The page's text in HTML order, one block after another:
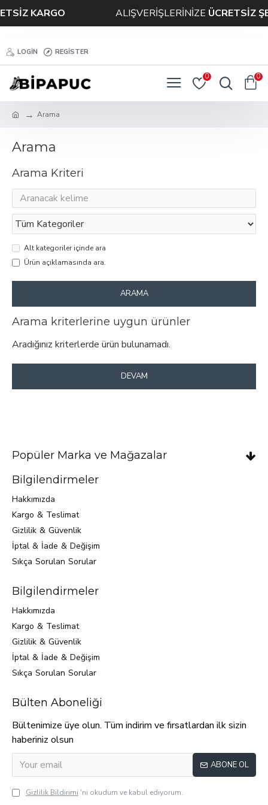
KARGO ALIŞVERİŞLERİNİZEÜCRETSİZ
LOGIN REGISTER
0 0
Arama
Arama
Arama Kriteri
Alt kategoriler içinde ara
Ürün açıklamasında ara.
ARAMA
Arama kriterlerine uygun ürünler
Aradığınız kriterlerde ürün bulunamadı.
DEVAM
Popüler Marka ve Mağazalar
Bilgilendirmeler
Hakkımızda
Kargo & Teslimat
Gizlilik & Güvenlik
İptal & İade & Değişim
Sıkça Sorulan Sorular
Bilgilendirmeler
Hakkımızda
Kargo & Teslimat
Gizlilik & Güvenlik
İptal & İade & Değişim
Sıkça Sorulan Sorular
Bülten Aboneliği
Bültenimize üye olun. Tüm indirim ve fırsatlardan ilk sizin
haberiniz olsun
ABONE OL
Gizlilik Bildirimi 'ni okudum ve kabul ediyorum.